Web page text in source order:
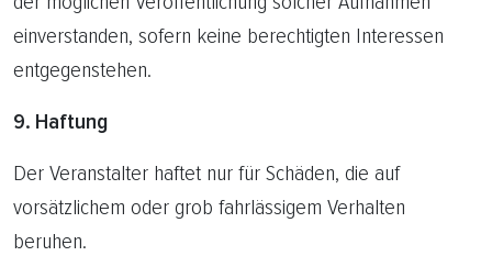
einverstanden, sofern keine berechtigten Interessen
entgegenstehen.
9. Haftung
Der Veranstalter haftet nur für Schäden, die auf
vorsätzlichem oder grob fahrlässigem Verhalten
beruhen.